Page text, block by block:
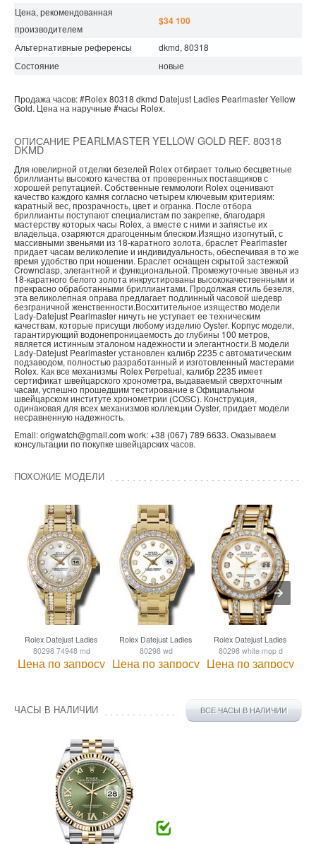
Цена, рекомендованная
производителем
$34 100
Альтернативные референсы
dkmd, 80318
Состояние
новые
Продажа часов:#Rolex80318 dkmd Datejust Ladies Pearlmaster Yellow
Gold. Цена на наручные #часы Rolex.
ОПИСАНИЕ PEARLMASTER YELLOW GOLD REF. 80318
DKMD
Для ювелирной отделки безелей Rolex отбирает только бесцветные
бриллианты высокого качества от проверенных поставщиков с
хорошей репутацией. Собственные геммологи Rolex оценивают
качество каждого камня согласно четырем ключевым критериям:
каратный вес, прозрачность, цвет и огранка. После отбора
бриллианты поступают специалистам по закрепке, благодаря
мастерству которых часы Rolex, а вместе с ними и запястье их
владельца, озаряются драгоценным блеском.Изящно изогнутый, с
массивными звеньями из 18‑каратного золота, браслет Pearlmaster
придает часам великолепие и индивидуальность, обеспечивая в то же
время удобство при ношении. Браслет оснащен скрытой застежкой
Crownclasp, элегантной и функциональной. Промежуточные звенья из
18‑каратного белого золота инкрустированы высококачественными и
прекрасно обработанными бриллиантами. Продолжая стиль безеля,
эта великолепная оправа предлагает подлинный часовой шедевр
безграничной женственности.Восхитительное изящество модели
Lady-Datejust Pearlmaster ничуть не уступает ее техническим
качествам, которые присущи любому изделию Oyster. Корпус модели,
гарантирующий водонепроницаемость до глубины 100 метров,
является истинным эталоном надежности и элегантности.В модели
Lady-Datejust Pearlmaster установлен калибр 2235 с автоматическим
подзаводом, полностью разработанный и изготовленный мастерами
Rolex. Как все механизмы Rolex Perpetual, калибр 2235 имеет
сертификат швейцарского хронометра, выдаваемый сверхточным
часам, успешно прошедшим тестирование в Официальном
швейцарском институте хронометрии (COSC). Конструкция,
одинаковая для всех механизмов коллекции Oyster, придает модели
несравненную надежность.
Email: origwatch@gmail.com work: +38 (067) 789 6633. Оказываем
консультации по покупке швейцарских часов.
ПОХОЖИЕ МОДЕЛИ
Rolex Datejust Ladies
80298 74948 md
Цена по запросу
Rolex Datejust Ladies
80298 wd
Цена по запросу
Rolex Datejust Ladies
80298 white mop d
Цена по запросу
ЧАСЫ В НАЛИЧИИ ВСЕ ЧАСЫ В НАЛИЧИИ